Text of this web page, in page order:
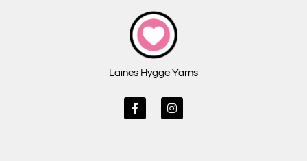
Laines Hygge Yarns
F
a
I
n